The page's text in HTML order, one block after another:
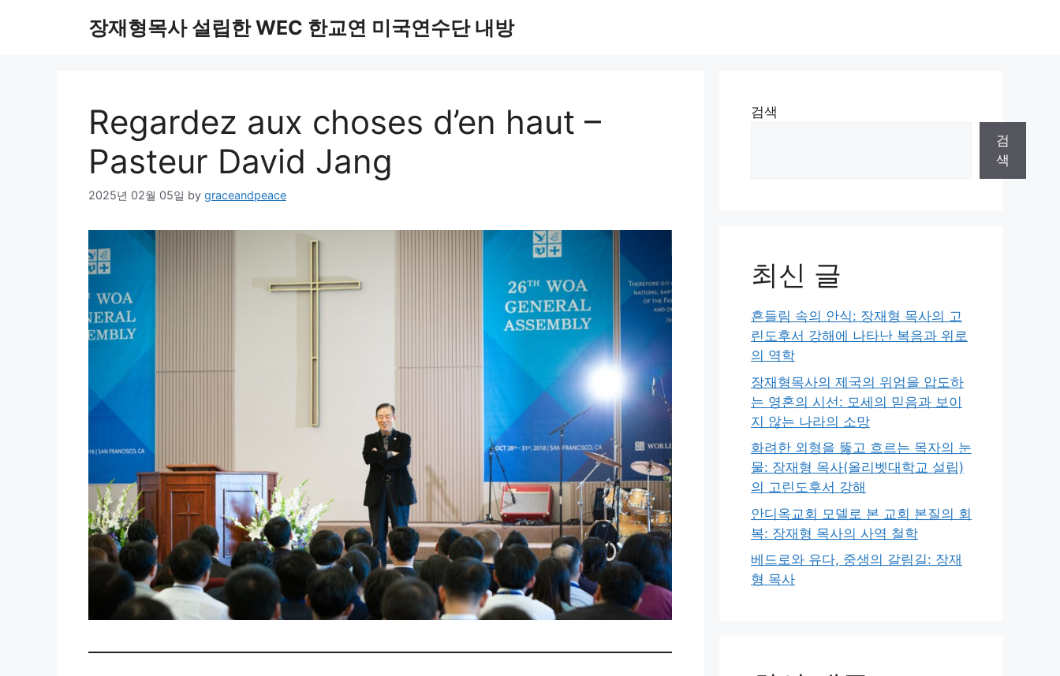
장재형목사 설립한 WEC 한교연 미국연수단 내방
Regardez aux choses d’en haut –
Pasteur David Jang
2025년 02월 05일 by graceandpeace
검색
검
색
최신 글
흔들림 속의 안식: 장재형 목사의 고
린도후서 강해에 나타난 복음과 위로
의 역학
장재형목사의 제국의 위엄을 압도하
는 영혼의 시선: 모세의 믿음과 보이
지 않는 나라의 소망
화려한 외형을 뚫고 흐르는 목자의 눈
물: 장재형 목사(올리벳대학교 설립)
의 고린도후서 강해
안디옥교회 모델로 본 교회 본질의 회
복: 장재형 목사의 사역 철학
베드로와 유다, 중생의 갈림길: 장재
형 목사